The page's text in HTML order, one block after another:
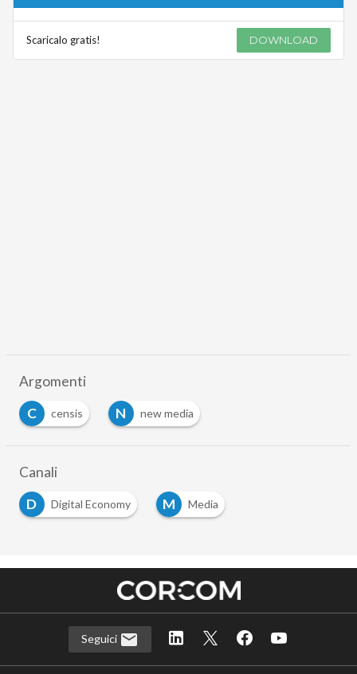
Scaricalo gratis! DOWNLOAD
Argomenti
C
censis N new media
Canali
D
Digital Economy M Media
Seguici